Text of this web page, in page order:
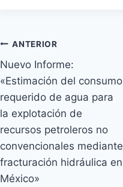
Navegación
de
entradas
ANTERIOR
Nuevo Informe:
«Estimación del consumo
requerido de agua para
la explotación de
recursos petroleros no
convencionales mediante
fracturación hidráulica en
México»